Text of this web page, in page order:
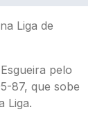
Liga de
pelo
87, que sobe
Liga.